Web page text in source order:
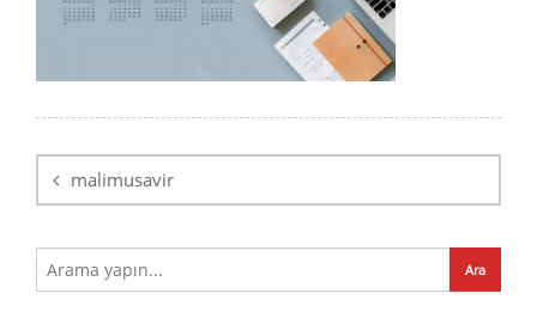
dolaşımı
malimusavir